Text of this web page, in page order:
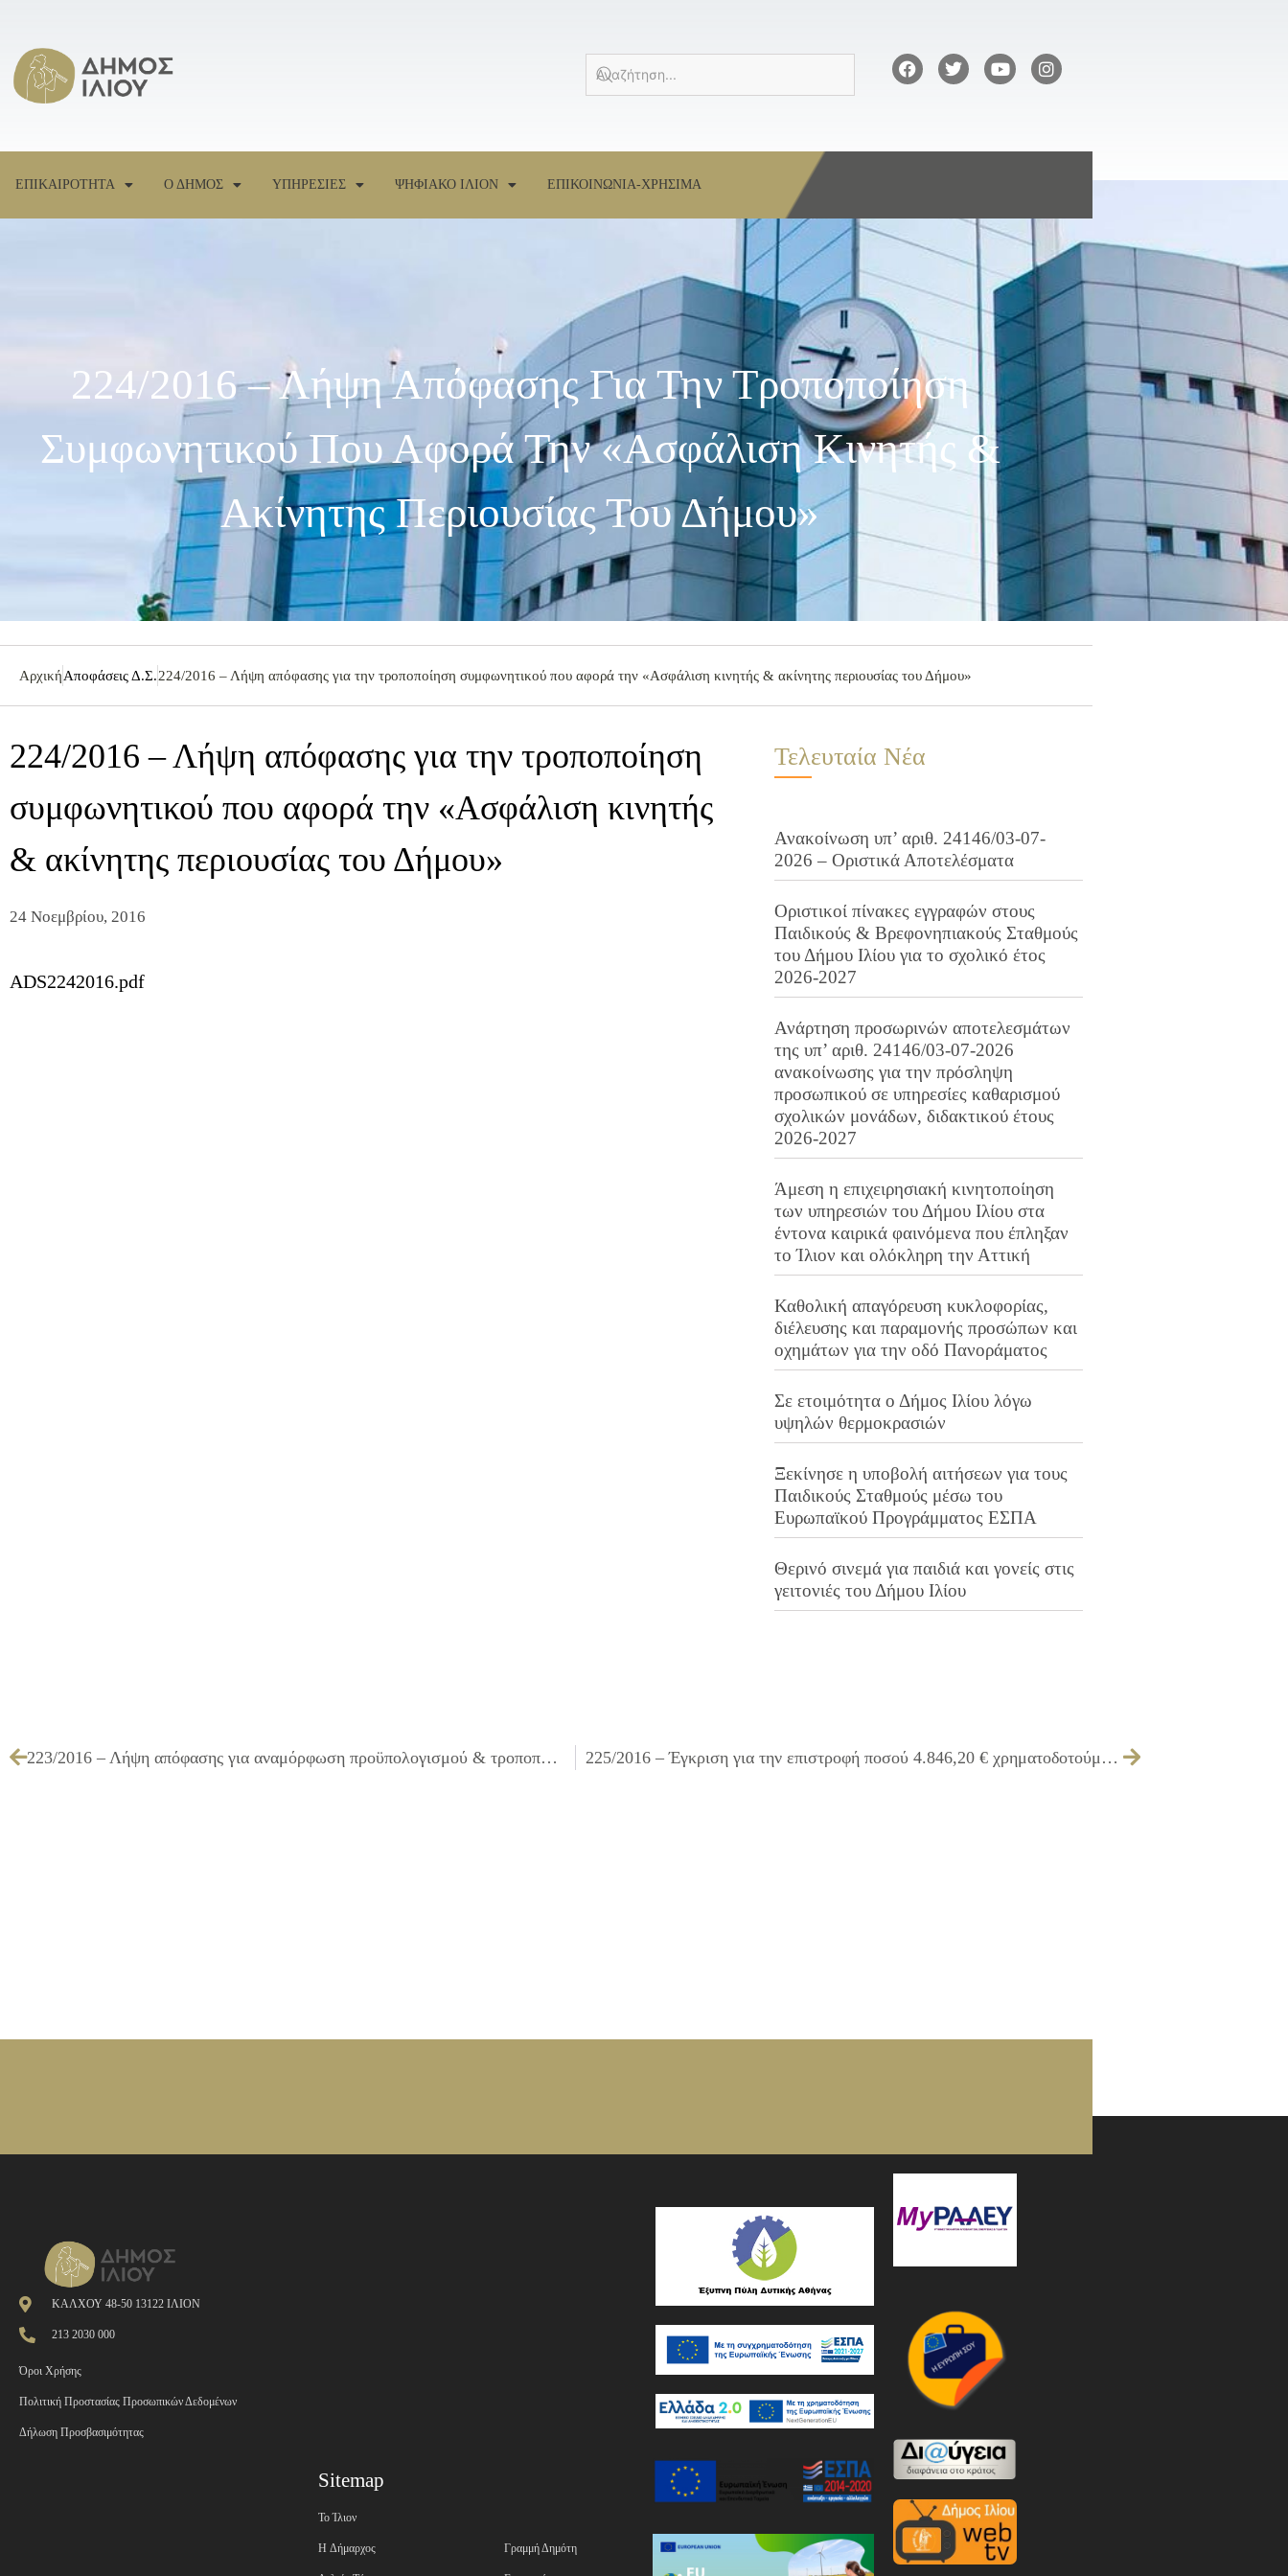
ΕΠΙΚΑΙΡΟΤΗΤΑ Ο ΔΗΜΟΣ ΥΠΗΡΕΣΙΕΣ ΨΗΦΙΑΚΟ ΙΛΙΟΝ ΕΠΙΚΟΙΝΩΝΙΑ-ΧΡΗΣΙΜΑ
224/2016 – Λήψη Απόφασης Για Την Τροποποίηση
Συμφωνητικού Που Αφορά Την «Ασφάλιση Κινητής &
Ακίνητης Περιουσίας Του Δήμου»
ΑρχικήΑποφάσεις Δ.Σ.224/2016 – Λήψη απόφασης για την τροποποίηση συμφωνητικού που αφορά την «Ασφάλιση κινητής & ακίνητης περιουσίας του Δήμου»
224/2016 – Λήψη απόφασης για την τροποποίηση
συμφωνητικού που αφορά την «Ασφάλιση κινητής
& ακίνητης περιουσίας του Δήμου»
24 Νοεμβρίου, 2016
ADS2242016.pdf
Τελευταία Νέα
Ανακοίνωση υπ’ αριθ. 24146/03-07-
2026 – Οριστικά Αποτελέσματα
Οριστικοί πίνακες εγγραφών στους
Παιδικούς & Βρεφονηπιακούς Σταθμούς
του Δήμου Ιλίου για το σχολικό έτος
2026-2027
Ανάρτηση προσωρινών αποτελεσμάτων
της υπ’ αριθ. 24146/03-07-2026
ανακοίνωσης για την πρόσληψη
προσωπικού σε υπηρεσίες καθαρισμού
σχολικών μονάδων, διδακτικού έτους
2026-2027
Άμεση η επιχειρησιακή κινητοποίηση
των υπηρεσιών του Δήμου Ιλίου στα
έντονα καιρικά φαινόμενα που έπληξαν
το Ίλιον και ολόκληρη την Αττική
Καθολική απαγόρευση κυκλοφορίας,
διέλευσης και παραμονής προσώπων και
οχημάτων για την οδό Πανοράματος
Σε ετοιμότητα ο Δήμος Ιλίου λόγω
υψηλών θερμοκρασιών
Ξεκίνησε η υποβολή αιτήσεων για τους
Παιδικούς Σταθμούς μέσω του
Ευρωπαϊκού Προγράμματος ΕΣΠΑ
Θερινό σινεμά για παιδιά και γονείς στις
γειτονιές του Δήμου Ιλίου
223/2016 – Λήψη απόφασης για αναμόρφωση προϋπολογισμού & τροποποίηση τεχνικού προγράμματος του Δήμου, οικονομικού έτους 2016 225/2016 – Έγκριση για την επιστροφή ποσού 4.846,20 € χρηματοδοτούμενου έργου «Τεχνική Βοήθεια του Δήμου Ιλίου»
ΚΑΛΧΟΥ 48-50 13122 ΙΛΙΟΝ
213 2030 000
Όροι Χρήσης
Πολιτική Προστασίας Προσωπικών Δεδομένων
Δήλωση Προσβασιμότητας
Sitemap
Το Ίλιον
H Δήμαρχος Γραμμή Δημότη